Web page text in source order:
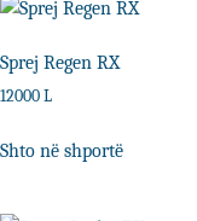
Sprej Regen RX
12000 L
Shto në shportë